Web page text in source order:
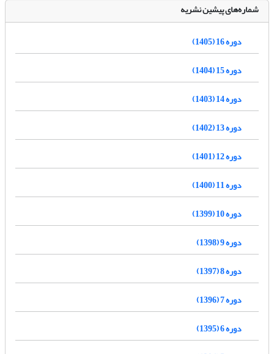
شماره‌های پیشین نشریه
دوره 16 (1405)
دوره 15 (1404)
دوره 14 (1403)
دوره 13 (1402)
دوره 12 (1401)
دوره 11 (1400)
دوره 10 (1399)
دوره 9 (1398)
دوره 8 (1397)
دوره 7 (1396)
دوره 6 (1395)